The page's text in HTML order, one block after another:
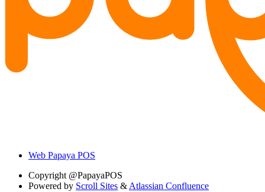
Web Papaya POS
Copyright @PapayaPOS
Powered by Scroll Sites & Atlassian Confluence